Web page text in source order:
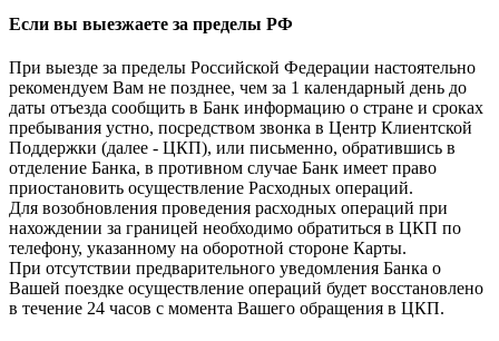
Если вы выезжаете за пределы РФ
При выезде за пределы Российской Федерации настоятельно
рекомендуем Вам не позднее, чем за 1 календарный день до
даты отъезда сообщить в Банк информацию о стране и сроках
пребывания устно, посредством звонка в Центр Клиентской
Поддержки (далее - ЦКП), или письменно, обратившись в
отделение Банка, в противном случае Банк имеет право
приостановить осуществление Расходных операций.
Для возобновления проведения расходных операций при
нахождении за границей необходимо обратиться в ЦКП по
телефону, указанному на оборотной стороне Карты.
При отсутствии предварительного уведомления Банка о
Вашей поездке осуществление операций будет восстановлено
в течение 24 часов с момента Вашего обращения в ЦКП.